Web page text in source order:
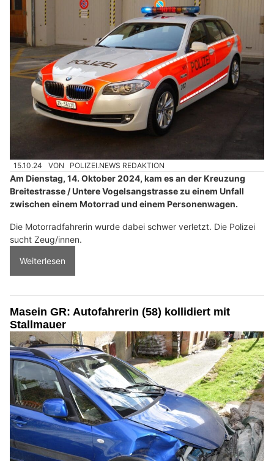
15.10.24 VON POLIZEI.NEWS REDAKTION
Am Dienstag, 14. Oktober 2024, kam es an der Kreuzung
Breitestrasse / Untere Vogelsangstrasse zu einem Unfall
zwischen einem Motorrad und einem Personenwagen.
Die Motorradfahrerin wurde dabei schwer verletzt. Die Polizei
sucht Zeug/innen.
Weiterlesen
Masein GR: Autofahrerin (58) kollidiert mit
Stallmauer